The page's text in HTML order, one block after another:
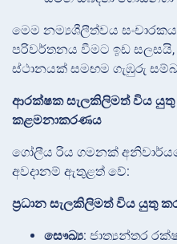
මෙම නම්‍යශීලීත්වය
පරිවර්තනය වීමට ඉඩ සලසයි,
ස්ථානයක් සමඟම ගැඹුරු
ආරක්ෂක සැලකිලිමත් විය
කළමනාකරණය
ගෝලීය රිය ගමනක්
අවදානම් ඇතුළත් වේ:
ප්‍රධාන සැලකිලිමත් විය යුතු
සෞඛ්‍ය: ජාත්‍යන්තර